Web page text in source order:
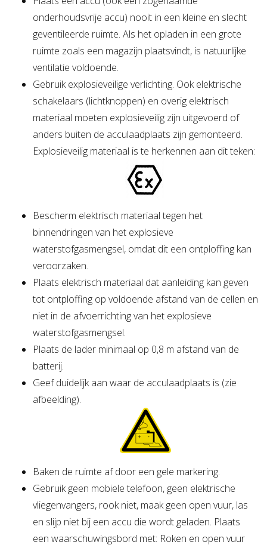
onderhoudsvrije accu) nooit in een kleine en slecht
geventileerde ruimte. Als het opladen in een grote
ruimte zoals een magazijn plaatsvindt, is natuurlijke
ventilatie voldoende.
Gebruik explosieveilige verlichting. Ook elektrische
schakelaars (lichtknoppen) en overig elektrisch
materiaal moeten explosieveilig zijn uitgevoerd of
anders buiten de acculaadplaats zijn gemonteerd.
Explosieveilig materiaal is te herkennen aan dit teken:
Bescherm elektrisch materiaal tegen het
binnendringen van het explosieve
waterstofgasmengsel, omdat dit een ontploffing kan
veroorzaken.
Plaats elektrisch materiaal dat aanleiding kan geven
tot ontploffing op voldoende afstand van de cellen en
niet in de afvoerrichting van het explosieve
waterstofgasmengsel.
Plaats de lader minimaal op 0,8 m afstand van de
batterij.
Geef duidelijk aan waar de acculaadplaats is (zie
afbeelding).
Baken de ruimte af door een gele markering.
Gebruik geen mobiele telefoon, geen elektrische
vliegenvangers, rook niet, maak geen open vuur, las
en slijp niet bij een accu die wordt geladen. Plaats
een waarschuwingsbord met: Roken en open vuur